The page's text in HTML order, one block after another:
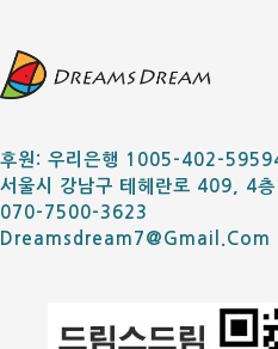
후원: 우리은행 1005-402-
서울시 강남구 테헤란로 409, 4
070-7500-3623
Dreamsdream7@gmail.com